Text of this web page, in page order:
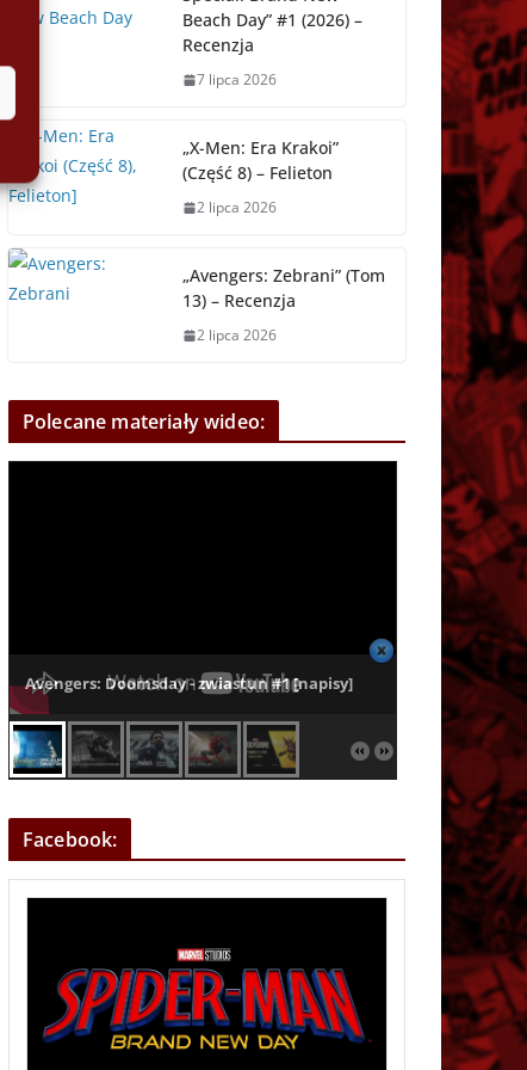
Beach Day” #1 (2026) –
Recenzja
7 lipca 2026
„X-Men: Era Krakoi”
(Część 8) – Felieton
2 lipca 2026
„Avengers: Zebrani” (Tom
13) – Recenzja
2 lipca 2026
Polecane materiały wideo:
Avengers: Doomsday - zwiastun #1 [napisy]
Facebook: